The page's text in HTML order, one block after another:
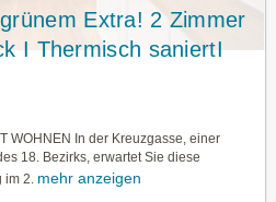
Extra! 2 Zimmer
I Thermisch saniertI
+ AKH Nähe
WOHNEN In der Kreuzgasse, einer
18. Bezirks, erwartet Sie diese
2. mehr anzeigen